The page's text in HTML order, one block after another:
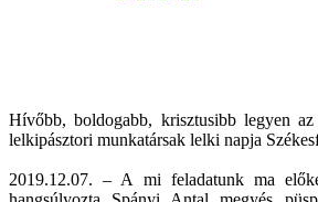
Hívőbb, boldogabb, krisztusibb legyen
lelkipásztori munkatársak lelki napja
2019.12.07. – A mi feladatunk ma